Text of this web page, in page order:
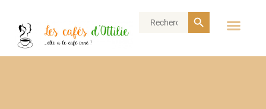
Search
Search Button